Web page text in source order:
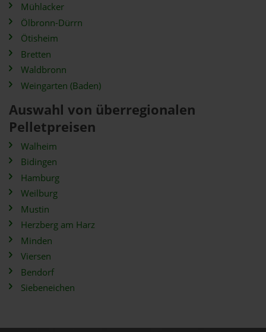
Mühlacker
Ölbronn-Dürrn
Ötisheim
Bretten
Waldbronn
Weingarten (Baden)
Auswahl von überregionalen
Pelletpreisen
Walheim
Bidingen
Hamburg
Weilburg
Mustin
Herzberg am Harz
Minden
Viersen
Bendorf
Siebeneichen